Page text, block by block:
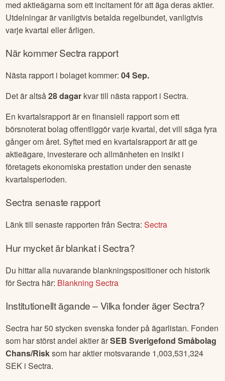
med aktieägarna som ett incitament för att äga deras aktier.
Utdelningar är vanligtvis betalda regelbundet, vanligtvis
varje kvartal eller årligen.
När kommerSectrarapport
Nästa rapport i bolaget kommer:04 Sep.
Det är altså28dagar kvar till nästa rapport iSectra.
En kvartalsrapport är en finansiell rapport som ett
börsnoterat bolag offentliggör varje kvartal, det vill säga fyra
gånger om året. Syftet med en kvartalsrapport är att ge
aktieägare, investerare och allmänheten en insikt i
företagets ekonomiska prestation under den senaste
kvartalsperioden.
Sectrasenaste rapport
Länk till senaste rapporten frånSectra:Sectra
Hur mycket är blankat iSectra?
Du hittar alla nuvarande blankningspositioner och historik
förSectra här: BlankningSectra
Institutionellt ägande – Vilka fonder ägerSectra?
Sectra har50 stycken svenska fonder på ägarlistan. Fonden
som har störst andel aktier ärSEB Sverigefond Småbolag
Chans/Risksom har aktier motsvarande 1,003,531,324
SEK iSectra.